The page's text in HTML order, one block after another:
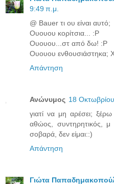
9:49 π.μ.
@ Bauer τι ου είναι αυτό;
Ουουου κορίτσια... :P
Ουουου...στ από δω! :P
Ουουου ενθουσιάστηκα;
Απάντηση
Ανώνυμος 18
γιατί να μη αρέσει;
αθώος, συντηρητικός,
σοβαρά, δεν είμαι::)
Απάντηση
Γιώτα